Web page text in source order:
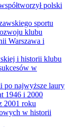
polski
sportu
klubu
Warszawa i
i historii klubu
w
po najwyższe laury
1946 i 2000
2001 roku
w historii